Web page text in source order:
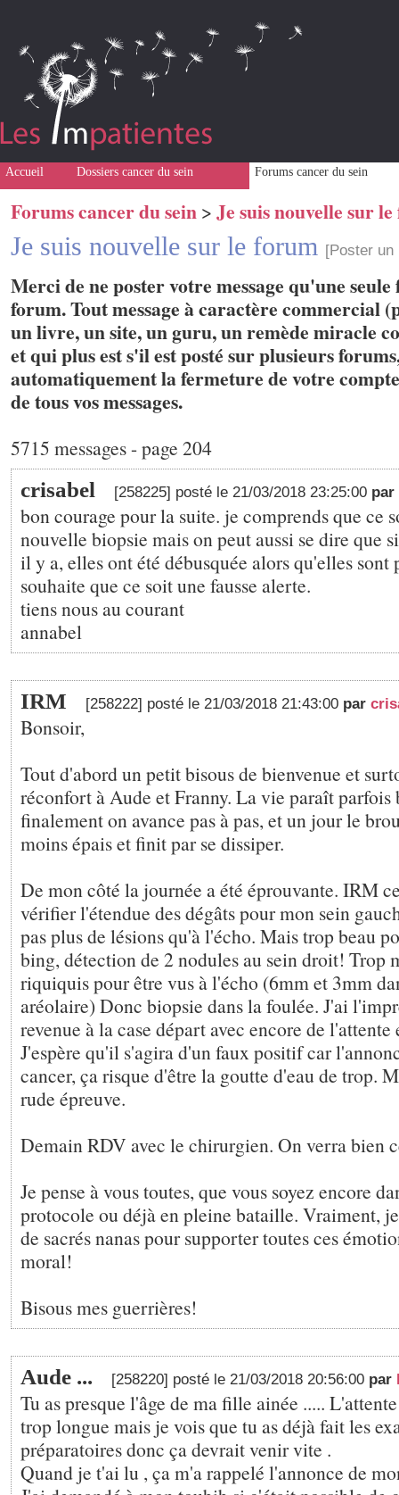
Accueil Dossiers cancer du sein Forums cancer du sein
Forums cancer du sein > Je suis nouvelle sur
Je suis nouvelle sur le forum [Poster un
Merci de ne poster votre message qu'une seule
forum. Tout message à caractère commercial
un livre, un site, un guru, un remède miracle
et qui plus est s'il est posté sur plusieurs
automatiquement la fermeture de votre
de tous vos messages.
5715 messages - page 204
crisabel [258225] posté le 21/03/2018 23:25:00 par
bon courage pour la suite. je comprends que ce
nouvelle biopsie mais on peut aussi se dire que
il y a, elles ont été débusquée alors qu'elles sont
souhaite que ce soit une fausse alerte.
tiens nous au courant
annabel
IRM [258222] posté le 21/03/2018 21:43:00 par
Bonsoir,
Tout d'abord un petit bisous de bienvenue et
réconfort à Aude et Franny. La vie paraît
finalement on avance pas à pas, et un jour le
moins épais et finit par se dissiper.
De mon côté la journée a été éprouvante. IRM
vérifier l'étendue des dégâts pour mon sein
pas plus de lésions qu'à l'écho. Mais trop beau
bing, détection de 2 nodules au sein droit! Trop
riquiquis pour être vus à l'écho (6mm et 3mm
aréolaire) Donc biopsie dans la foulée. J'ai
revenue à la case départ avec encore de l'attente
J'espère qu'il s'agira d'un faux positif car
cancer, ça risque d'être la goutte d'eau de trop.
rude épreuve.
Demain RDV avec le chirurgien. On verra bien
Je pense à vous toutes, que vous soyez encore
protocole ou déjà en pleine bataille. Vraiment,
de sacrés nanas pour supporter toutes ces
moral!
Bisous mes guerrières!
Aude ... [258220] posté le 21/03/2018 20:56:00 par
Tu as presque l'âge de ma fille ainée .....
trop longue mais je vois que tu as déjà fait les
préparatoires donc ça devrait venir vite .
Quand je t'ai lu , ça m'a rappelé l'annonce de